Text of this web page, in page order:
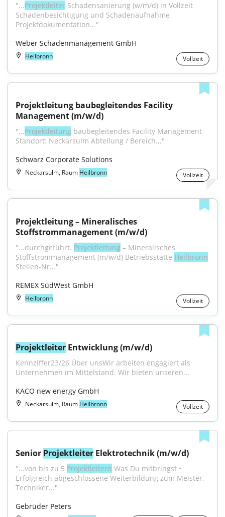
"...Projektleiter Schadensanierung (w/m/d) in Vollzeit
Schadenbesichtigung und Schadenaufnahme
Projektdokumentation..."
Weber Schadenmanagement GmbH
Heilbronn Vollzeit
Projektleitung baubegleitendes Facility
Management (m/w/d)
"...Projektleitung baubegleitendes Facility Management
Standort: Neckarsulm Abteilung / Bereich..."
Schwarz Corporate Solutions
Neckarsulm, Raum Heilbronn Vollzeit
Projektleitung – Mineralisches
Stoffstrommanagement (m/w/d)
"...durchgeführt. Projektleitung – Mineralisches
Stoffstrommanagement (m/w/d) Betriebsstätte Heilbronn
Stellen-Nr..."
REMEX SüdWest GmbH
Heilbronn Vollzeit
Projektleiter Entwicklung (m/w/d)
Kennziffer23/26 Über unsWir arbeiten engagiert als
Unternehmen im Mittelstand. Wir bieten unseren...
KACO new energy GmbH
Neckarsulm, Raum Heilbronn Vollzeit
Senior Projektleiter Elektrotechnik (m/w/d)
"...von bis zu 5 Projektleitern Was Du mitbringst •
Erfolgreich abgeschlossene Weiterbildung zum Meister,
Techniker..."
Gebrüder Peters